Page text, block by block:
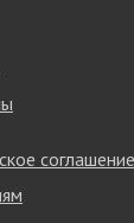
соглашение